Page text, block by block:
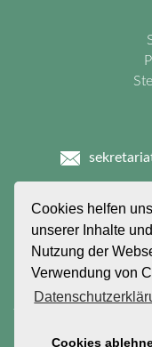
Cookies helfen
unserer Inhalte
Nutzung der
Verwendung von
Cookies
Paul -
© Copyright